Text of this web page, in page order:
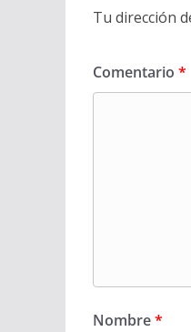
Tu dirección
Comentario *
Nombre*